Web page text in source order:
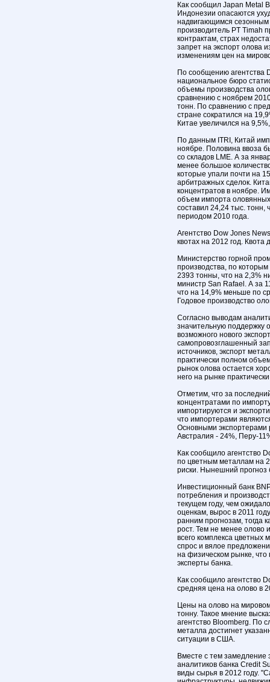
Как сообщил Japan Metal
Индонезии опасаются
надвигающимся
производитель PT Timah
контрактам, страх
запрет на экспорт олова
изменениям цен на
По сообщению агентства
национальное бюро
объемы производства
сравнению с ноябрем
тонн. По сравнению с
стране сократился на
Китае увеличился на
По данным ITRI, Китай
ноябре. Половина ввоза
со складов LME. А за
менее большое
которые упали почти на
арбитражных сделок.
концентратов в ноябре.
объем импорта оловянных
составил 24,24 тыс.
периодом 2010 года.
Агентство Dow Jones
квотах на 2012 год. Квота
Министерство горной
производства, по
2393 тонны, что на 2,3%
министр San Rafael. А за
что на 14,9% меньше по
Годовое производство
Согласно выводам
значительную поддержку
возможного нового
самопровозглашенный
источников, экспорт
практически полном
рынок олова остается
него на рынке
Отметим, что за
концентратами по
импортируются и
что импортерами
Основными экспортерами
Австралия - 24%, Перу-
Как сообщило агентство
по цветным металлам на
риски. Нынешний прогноз
Инвестиционный банк
потребления и
текущем году, чем
оценкам, вырос в 2011
ранним прогнозам, тогда
рост. Тем не менее олово
всего комплекса цветных
спрос и вялое
на физическом рынке, что
эксперты банка.
Как сообщило агентство
средняя цена на олово в
Цены на олово на
тонну. Такое мнение
агентство Bloomberg. По
металла достигнет
ситуации в США.
Вместе с тем замедление
аналитиков банка Credit
виды сырья в 2012 году.